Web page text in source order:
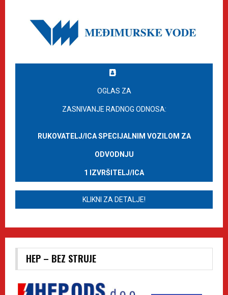
OGLAS ZA
ZASNIVANJE RADNOG ODNOSA:
RUKOVATELJ/ICA SPECIJALNIM VOZILOM ZA
ODVODNJU
1 IZVRŠITELJ/ICA
KLIKNI ZA DETALJE!
HEP – BEZ STRUJE